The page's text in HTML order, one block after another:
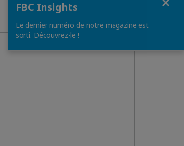
FBC Insights
Le dernier numéro de notre magazine est
sorti. Découvrez-le !